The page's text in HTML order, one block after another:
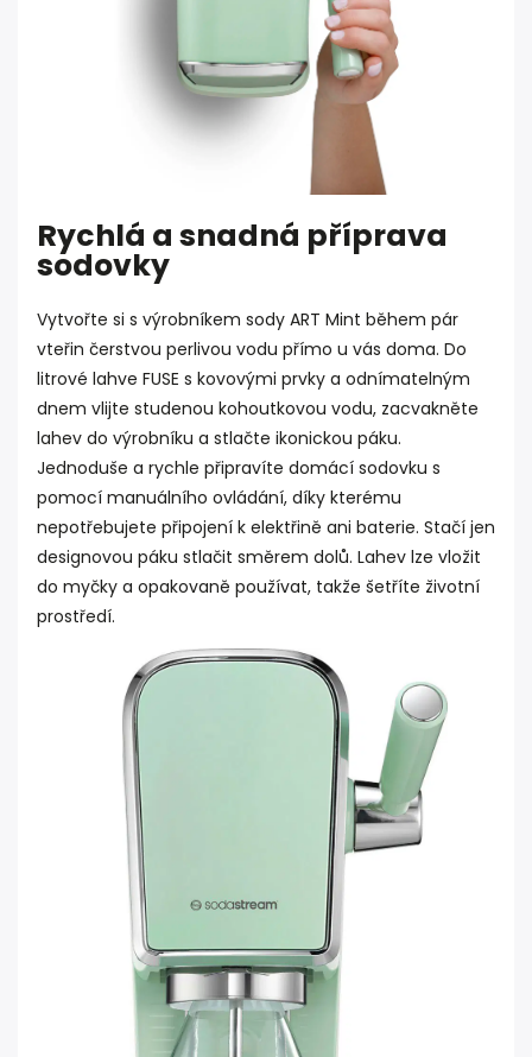
Rychlá a snadná příprava
sodovky
Vytvořte si s výrobníkem sody ART Mint během pár
vteřin čerstvou perlivou vodu přímo u vás doma. Do
litrové lahve FUSE s kovovými prvky a odnímatelným
dnem vlijte studenou kohoutkovou vodu, zacvakněte
lahev do výrobníku a stlačte ikonickou páku.
Jednoduše a rychle připravíte domácí sodovku s
pomocí manuálního ovládání, díky kterému
nepotřebujete připojení k elektřině ani baterie. Stačí jen
designovou páku stlačit směrem dolů. Lahev lze vložit
do myčky a opakovaně používat, takže šetříte životní
prostředí.